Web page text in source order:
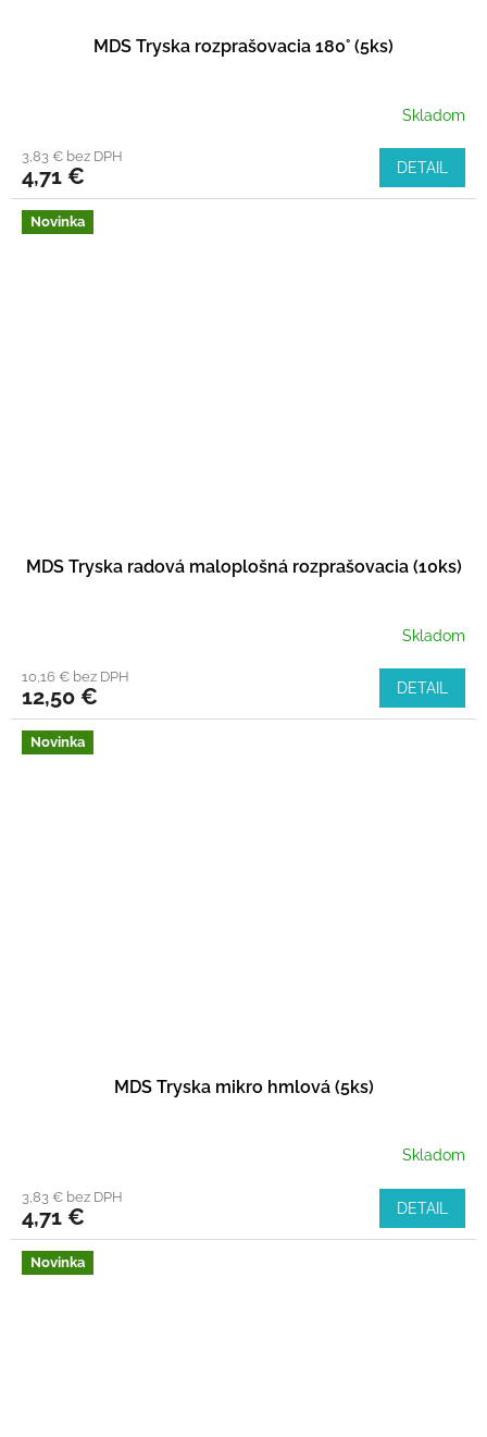
MDS Tryska rozprašovacia 180° (5ks)
Skladom
3,83 € bez DPH
4,71 € DETAIL
Novinka
MDS Tryska radová maloplošná rozprašovacia (10ks)
Skladom
10,16 € bez DPH
12,50 € DETAIL
Novinka
MDS Tryska mikro hmlová (5ks)
Skladom
3,83 € bez DPH
4,71 € DETAIL
Novinka